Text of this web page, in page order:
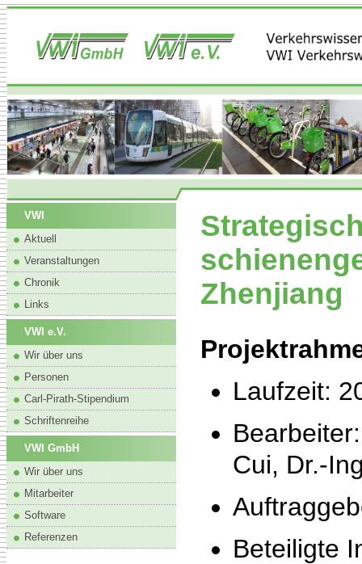
VWI
Aktuell
Veranstaltungen
Chronik
Links
VWI e.V.
Wir über uns
Personen
Carl-Pirath-Stipendium
Schriftenreihe
VWI GmbH
Wir über uns
Mitarbeiter
Software
Referenzen
Zhenjiang
Laufzeit:
Cui, Dr.-
Beteiligte